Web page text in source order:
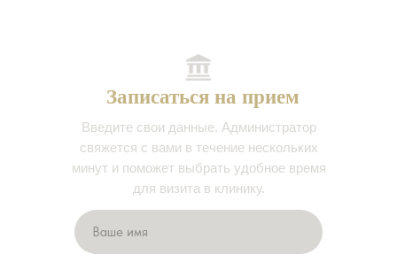
Записаться на прием
Введите свои данные. Администратор
свяжется с вами в течение нескольких
минут и поможет выбрать удобное время
для визита в клинику.